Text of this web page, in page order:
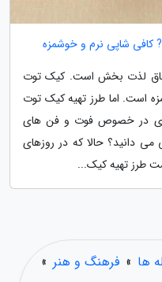
کافی شاپی نرم و خوشمزه
لذت بخش است. کیک توت
است. اما طرز تهیه کیک توت
در خصوص فوت و فن های
دانید؟ حالا که در روزهای
طرز تهیه کیک...
ها » فرهنگ و هنر »